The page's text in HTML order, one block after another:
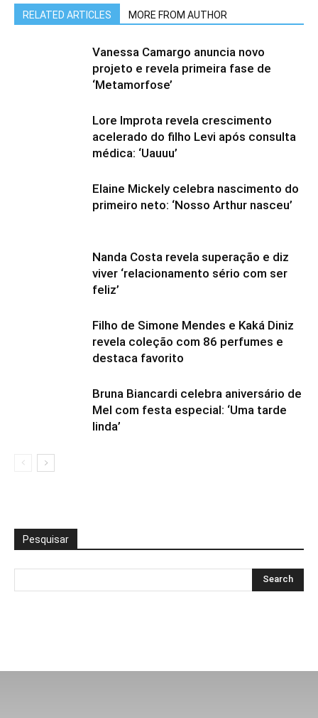
RELATED ARTICLES MORE FROM AUTHOR
Vanessa Camargo anuncia novo
projeto e revela primeira fase de
‘Metamorfose’
Lore Improta revela crescimento
acelerado do filho Levi após consulta
médica: ‘Uauuu’
Elaine Mickely celebra nascimento do
primeiro neto: ‘Nosso Arthur nasceu’
Nanda Costa revela superação e diz
viver ‘relacionamento sério com ser
feliz’
Filho de Simone Mendes e Kaká Diniz
revela coleção com 86 perfumes e
destaca favorito
Bruna Biancardi celebra aniversário de
Mel com festa especial: ‘Uma tarde
linda’
Pesquisar